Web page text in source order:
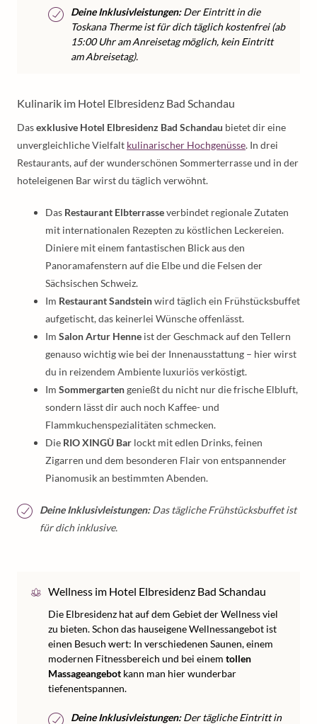
Deine Inklusivleistungen:Der Eintritt in die
Toskana Therme ist für dich täglich kostenfrei (ab
15:00 Uhr am Anreisetag möglich, kein Eintritt
am Abreisetag).
Kulinarik im Hotel Elbresidenz Bad Schandau
Dasexklusive Hotel Elbresidenz Bad Schandau bietet dir eine
unvergleichliche Vielfalt kulinarischer Hochgenüsse. In drei
Restaurants, auf der wunderschönen Sommerterrasse und in der
hoteleigenen Bar wirst du täglich verwöhnt.
Das Restaurant Elbterrasseverbindet regionale Zutaten
mit internationalen Rezepten zu köstlichen Leckereien.
Diniere mit einem fantastischen Blick aus den
Panoramafenstern auf die Elbe und die Felsen der
Sächsischen Schweiz.
Im Restaurant Sandsteinwird täglich ein Frühstücksbuffet
aufgetischt, das keinerlei Wünsche offenlässt.
Im Salon Artur Henne ist der Geschmack auf den Tellern
genauso wichtig wie bei der Innenausstattung – hier wirst
du in reizendem Ambiente luxuriös verköstigt.
Im Sommergartengenießt du nicht nur die frische Elbluft,
sondern lässt dir auch noch Kaffee- und
Flammkuchenspezialitäten schmecken.
Die RIO XINGÙ Bar lockt mit edlen Drinks, feinen
Zigarren und dem besonderen Flair von entspannender
Pianomusik an bestimmten Abenden.
Deine Inklusivleistungen:Das tägliche Frühstücksbuffet ist
für dich inklusive.
Wellness im Hotel Elbresidenz Bad Schandau
Die Elbresidenz hat auf dem Gebiet der Wellness viel
zu bieten. Schon das hauseigene Wellnessangebot ist
einen Besuch wert: In verschiedenen Saunen, einem
modernen Fitnessbereich und bei einem tollen
Massageangebot kann man hier wunderbar
tiefenentspannen.
Deine Inklusivleistungen:Der tägliche Eintritt in